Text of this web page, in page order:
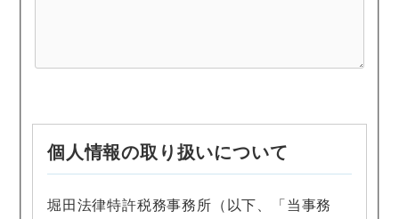
個人情報の取り扱いについて
堀田法律特許税務事務所（以下、「当事務